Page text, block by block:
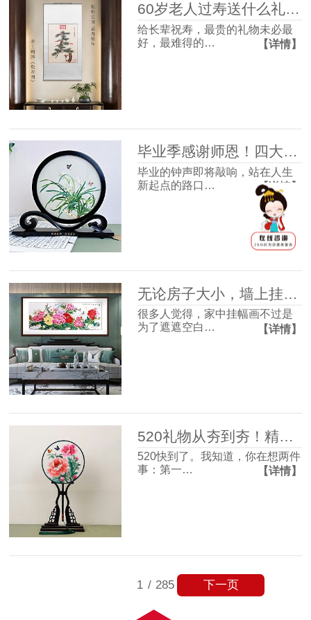
60岁老人过寿送什么礼物好？这4款体面走心，长辈收到超有面子
给长辈祝寿，最贵的礼物未必最
好，最难得的…
【详情】
毕业季感谢师恩！四大最受欢迎的礼物清单，送到老师心坎里！
毕业的钟声即将敲响，站在人生
新起点的路口…
【详情】
无论房子大小，墙上挂幅画很有必要，并非迷信，3个理由很现实！
很多人觉得，家中挂幅画不过是
为了遮遮空白…
【详情】
520快到了。我知道，你在想两件
事：第一…
【详情】
1 / 285 下一页